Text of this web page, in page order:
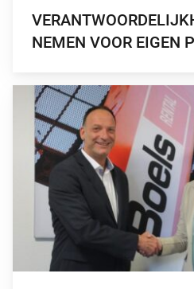
NEMEN VOOR EIGEN
GA NAAR “BOELS BRENGT